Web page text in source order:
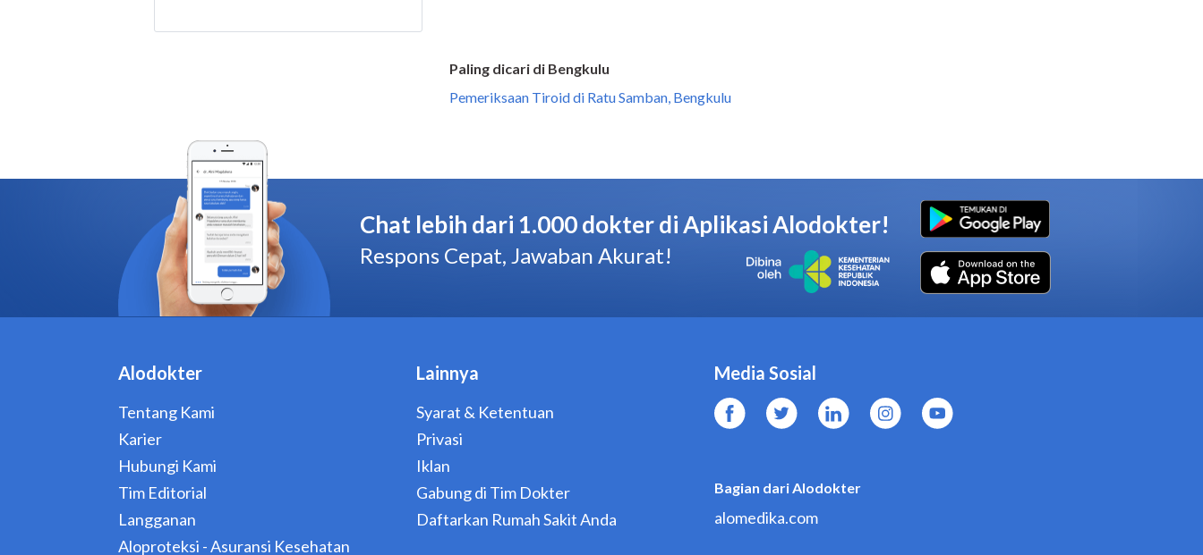
Paling dicari di Bengkulu
Pemeriksaan Tiroid di Ratu Samban, Bengkulu